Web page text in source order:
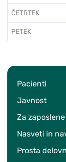
Pacienti
Javnost
Za zaposlene
Nasveti in
Prosta
ČETRTEK
PETEK